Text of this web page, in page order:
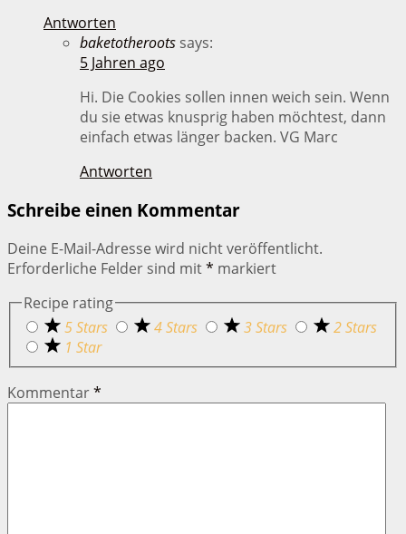
Antworten
baketotheroots says:
5 Jahren ago
Hi. Die Cookies sollen innen weich sein. Wenn
du sie etwas knusprig haben möchtest, dann
einfach etwas länger backen. VG Marc
Antworten
Schreibe einen Kommentar
Deine E-Mail-Adresse wird nicht veröffentlicht.
Erforderliche Felder sind mit* markiert
Recipe rating
5 Stars
4 Stars 3 Stars
2 Stars
1 Star
Kommentar*